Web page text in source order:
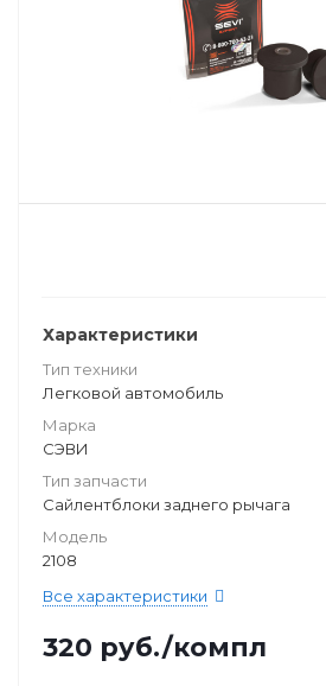
Характеристики
Тип техники
Легковой автомобиль
Марка
СЭВИ
Тип запчасти
Сайлентблоки заднего рычага
Модель
2108
Все характеристики
320 руб./компл